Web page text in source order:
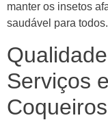
manter os insetos
saudável para todos.
Serviços
Coqueiros